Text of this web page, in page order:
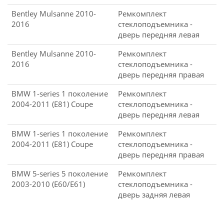
Bentley Mulsanne 2010-
2016
Ремкомплект
стеклоподъемника -
дверь передняя левая
Bentley Mulsanne 2010-
2016
Ремкомплект
стеклоподъемника -
дверь передняя правая
BMW 1-series 1 поколение
2004-2011 (E81) Coupe
Ремкомплект
стеклоподъемника -
дверь передняя левая
BMW 1-series 1 поколение
2004-2011 (E81) Coupe
Ремкомплект
стеклоподъемника -
дверь передняя правая
BMW 5-series 5 поколение
2003-2010 (E60/E61)
Ремкомплект
стеклоподъемника -
дверь задняя левая